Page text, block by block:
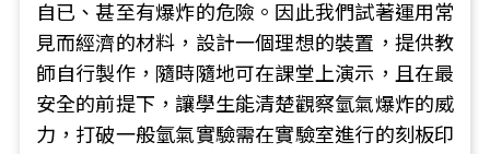
自已、甚至有爆炸的危險。因此我們試著運用常
見而經濟的材料，設計一個理想的裝置，提供教
師自行製作，隨時隨地可在課堂上演示，且在最
安全的前提下，讓學生能清楚觀察氫氣爆炸的威
力，打破一般氫氣實驗需在實驗室進行的刻板印